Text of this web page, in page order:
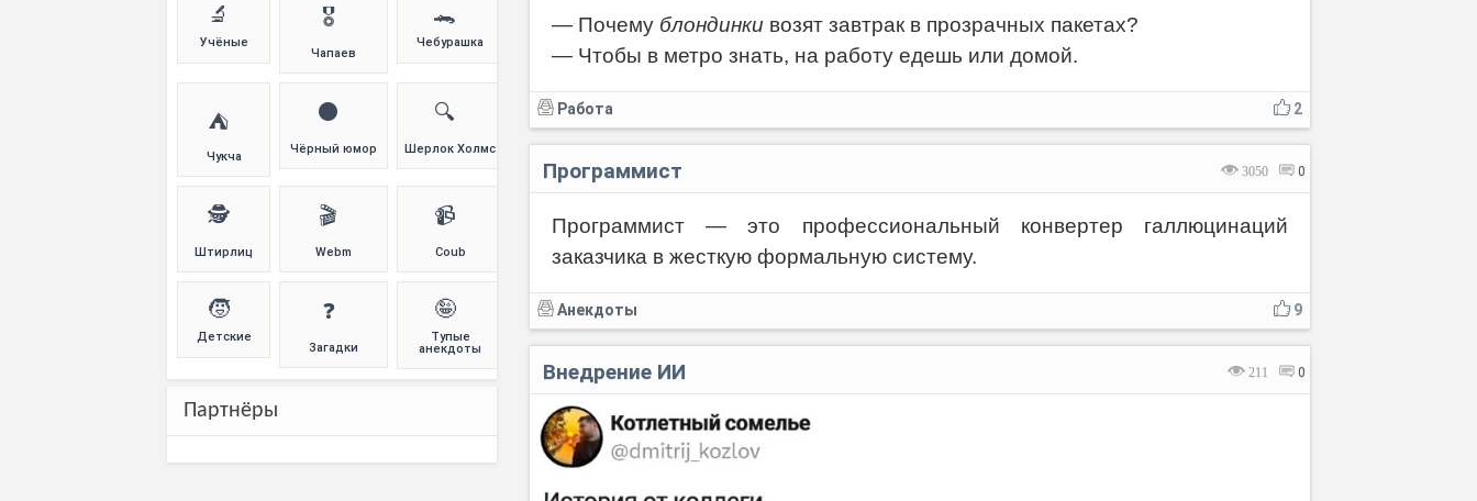
— Почему блондинки возят завтрак в прозрачных пакетах?
— Чтобы в метро знать, на работу едешь или домой.
2
Работа
3050 0
Программист
Программист — это профессиональный конвертер галлюцинаций
заказчика в жесткую формальную систему.
9
Анекдоты
211 0
Внедрение ИИ
🔬
Учёные
🎖️
Чапаев
🐊
Чебурашка
⛺
Чукча
⚫
Чёрный юмор
🔍
Шерлок Холмс
🕵️
Штирлиц
🎬
Webm
📹
Coub
🧒
Детские
❓
Загадки
🤪
Тупые
анекдоты
Партнёры